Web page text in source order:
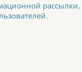
рассылки,
.